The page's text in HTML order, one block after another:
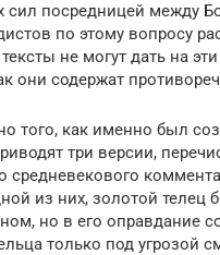
сил посредницей между
по этому вопросу
не могут дать на
они содержат
того, как именно был
три версии,
средневекового
из них, золотой телец
но в его оправдание
только под угрозой